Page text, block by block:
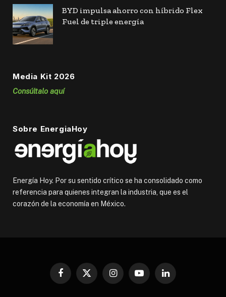
BYD impulsa ahorro con híbrido Flex
Fuel de triple energía
Media Kit 2026
Consúltalo aquí
Sobre EnergiaHoy
Energía Hoy. Por su sentido crítico se ha consolidado como
referencia para quienes integran la industria, que es el
corazón de la economía en México.
Facebook
X
InstagramYouTubeLinkedIn